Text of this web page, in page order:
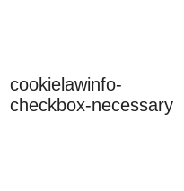
cookielawinfo-
checkbox-necessary